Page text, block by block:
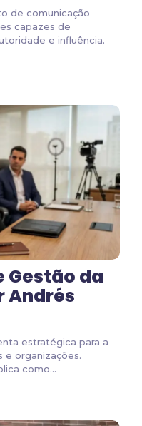
de comunicação
capazes de
e influência.
Gestão da
Andrés
estratégica para a
e organizações.
como...